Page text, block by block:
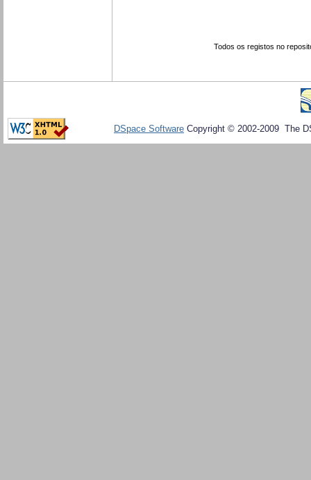
Todos os registos no
DSpace Software Copyright © 2002-2009 The